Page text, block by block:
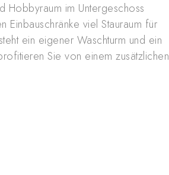
Hobbyraum im Untergeschoss
viel Stauraum für
ein eigener Waschturm und ein
Sie von einem zusätzlichen